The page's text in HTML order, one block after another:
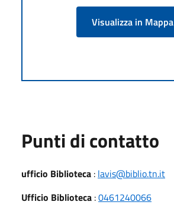
Visualizza in Mappa
Punti di contatto
ufficio Biblioteca : lavis@biblio.tn.it
Ufficio Biblioteca :0461240066